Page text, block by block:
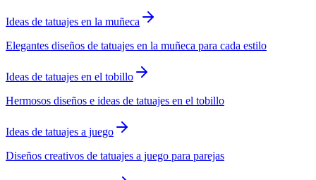
Ideas de tatuajes en la muñeca
Elegantes diseños de tatuajes en la muñeca para cada estilo
Ideas de tatuajes en el tobillo
Hermosos diseños e ideas de tatuajes en el tobillo
Ideas de tatuajes a juego
Diseños creativos de tatuajes a juego para parejas